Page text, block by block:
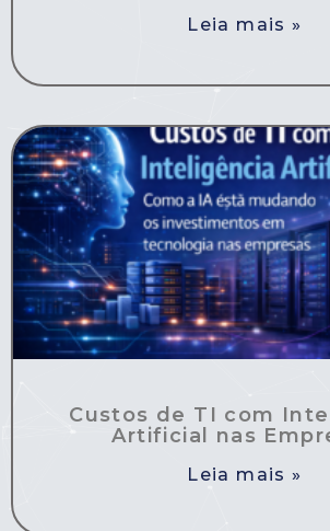
Leia mais »
Custos de TI com
Artificial nas
Leia mais »